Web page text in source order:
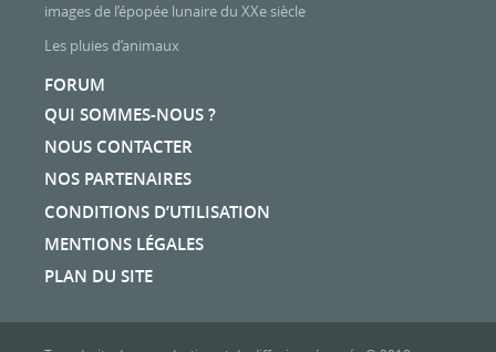
images de l’épopée lunaire du XXe siècle
Les pluies d’animaux
FORUM
QUI SOMMES-NOUS ?
NOUS CONTACTER
NOS PARTENAIRES
CONDITIONS D’UTILISATION
MENTIONS LÉGALES
PLAN DU SITE